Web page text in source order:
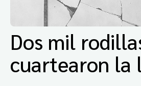
Dos mil
cuartearon la